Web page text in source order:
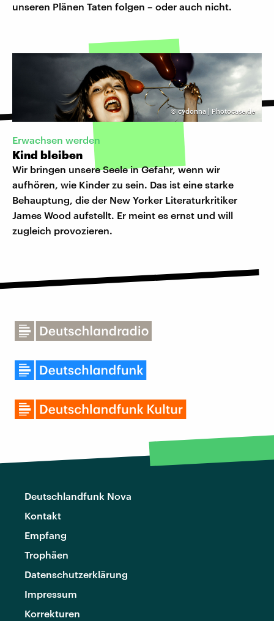
unseren Plänen Taten folgen – oder auch nicht.
©cydonna | Photocase.de
​Erwachsen werden
Kind bleiben
Wir bringen unsere Seele in Gefahr, wenn wir
aufhören, wie Kinder zu sein. Das ist eine starke
Behauptung, die der New Yorker Literaturkritiker
James Wood aufstellt. Er meint es ernst und will
zugleich provozieren.
Deutschlandfunk Nova
Kontakt
Empfang
Trophäen
Datenschutzerklärung
Impressum
Korrekturen